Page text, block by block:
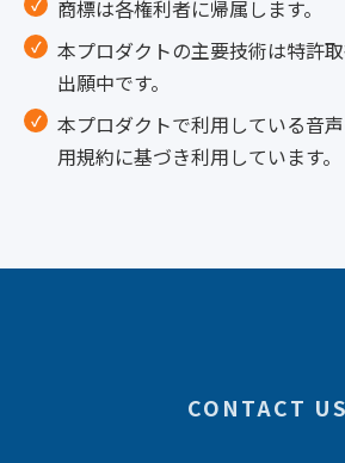
商標は各権利者に帰属します。
本プロダクトの主要技術は特許
出願中です。
本プロダクトで利用している音
用規約に基づき利用しています。
CONTACT US